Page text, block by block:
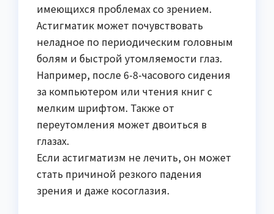
имеющихся проблемах со зрением.
Астигматик может почувствовать
неладное по периодическим головным
болям и быстрой утомляемости глаз.
Например, после 6-8-часового сидения
за компьютером или чтения книг с
мелким шрифтом. Также от
переутомления может двоиться в
глазах.
Если астигматизм не лечить, он может
стать причиной резкого падения
зрения и даже косоглазия.